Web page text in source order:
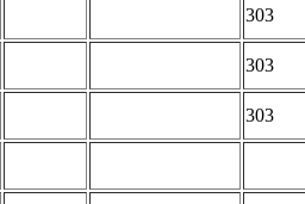
303
303
303